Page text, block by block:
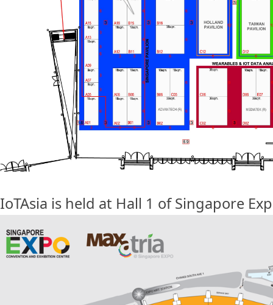
IoTAsia is held at Hall 1 of Singapore